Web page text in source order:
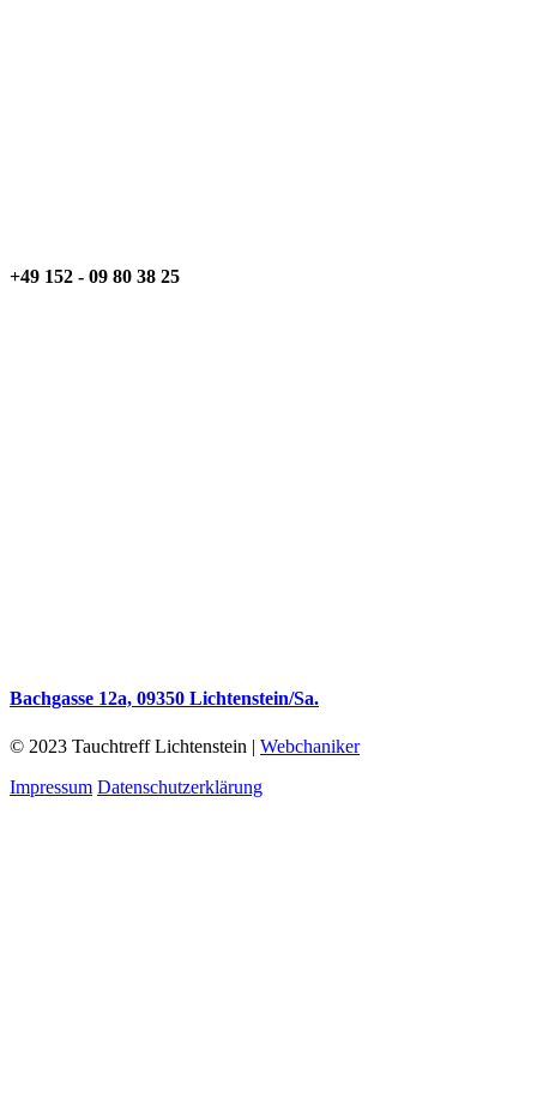
+49 152 - 09 80 38 25
Bachgasse 12a, 09350 Lichtenstein/Sa.
© 2023 Tauchtreff Lichtenstein | Webchaniker
Impressum Datenschutzerklärung